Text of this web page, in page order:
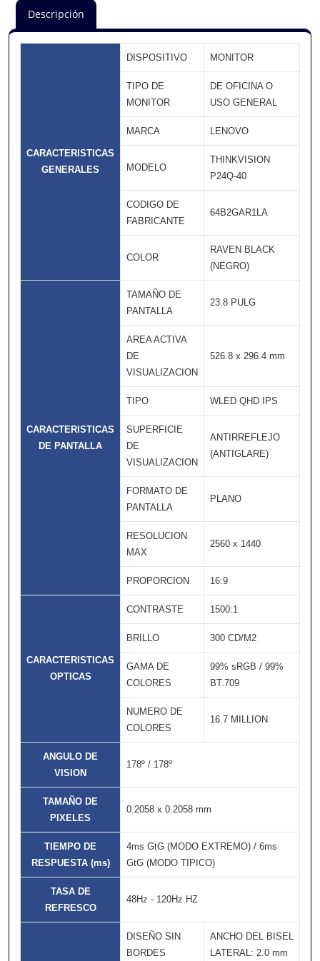
Descripción
CARACTERISTICAS
GENERALES
DISPOSITIVO MONITOR
TIPO DE
MONITOR
DE OFICINA O
USO GENERAL
MARCA LENOVO
MODELO
THINKVISION
P24Q-40
CODIGO DE
FABRICANTE
64B2GAR1LA
COLOR
RAVEN BLACK
(NEGRO)
CARACTERISTICAS
DE PANTALLA
TAMAÑO DE
PANTALLA
23.8 PULG
AREA ACTIVA
DE
VISUALIZACION
526.8 x 296.4 mm
TIPO WLED QHD IPS
SUPERFICIE
DE
VISUALIZACION
ANTIRREFLEJO
(ANTIGLARE)
FORMATO DE
PANTALLA
PLANO
RESOLUCION
MAX
2560 x 1440
PROPORCION 16:9
CARACTERISTICAS
OPTICAS
CONTRASTE 1500:1
BRILLO 300 CD/M2
GAMA DE
COLORES
99% sRGB / 99%
BT.709
NUMERO DE
COLORES
16.7 MILLION
ANGULO DE
VISION
178º / 178º
TAMAÑO DE
PIXELES
0.2058 x 0.2058 mm
TIEMPO DE
RESPUESTA (ms)
4ms GtG (MODO EXTREMO) / 6ms
GtG (MODO TIPICO)
TASA DE
REFRESCO
48Hz - 120Hz HZ
DISEÑO SIN
BORDES
ANCHO DEL BISEL
LATERAL: 2.0 mm